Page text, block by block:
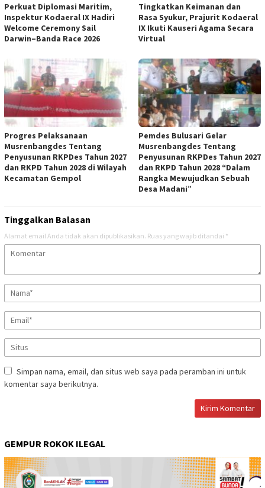
Perkuat Diplomasi Maritim,
Inspektur Kodaeral IX Hadiri
Welcome Ceremony Sail
Darwin–Banda Race 2026
Tingkatkan Keimanan dan
Rasa Syukur, Prajurit Kodaeral
IX Ikuti Kauseri Agama Secara
Virtual
Progres Pelaksanaan
Musrenbangdes Tentang
Penyusunan RKPDes Tahun 2027
dan RKPD Tahun 2028 di Wilayah
Kecamatan Gempol
Pemdes Bulusari Gelar
Musrenbangdes Tentang
Penyusunan RKPDes Tahun 2027
dan RKPD Tahun 2028 “Dalam
Rangka Mewujudkan Sebuah
Desa Madani”
Tinggalkan Balasan
Alamat email Anda tidak akan dipublikasikan. Ruas yang wajib ditandai *
Simpan nama, email, dan situs web saya pada peramban ini untuk
komentar saya berikutnya.
GEMPUR ROKOK ILEGAL